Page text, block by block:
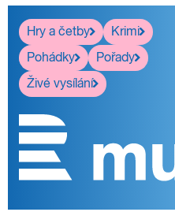
Hry a četby
Krimi
Pohádky
Pořady
Živé vysílání